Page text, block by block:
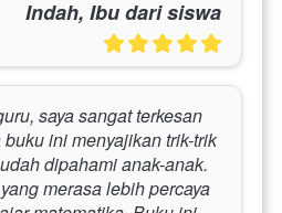
Indah, Ibu dari siswa
saya sangat terkesan
ini menyajikan trik-trik
dipahami anak-anak.
merasa lebih percaya